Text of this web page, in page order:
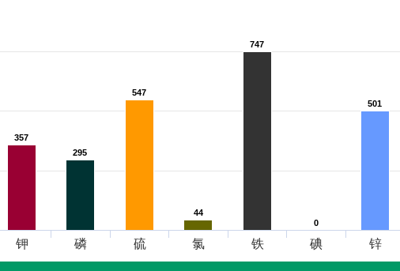
357
357
295
295
547
547
44
44
747
747
0
0
501
501
钾 磷 硫 氯 铁 碘 锌